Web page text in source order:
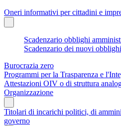
Oneri informativi per cittadini e
Scadenzario obblighi
Scadenzario dei nuovi
Burocrazia zero
Programmi per la Trasparenza e
Attestazioni OIV o di struttura
Organizzazione
Titolari di incarichi politici, di
governo